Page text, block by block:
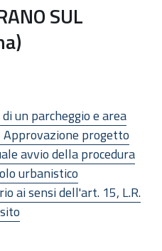
SUL
un parcheggio e area
Approvazione progetto
avvio della procedura
urbanistico
ai sensi dell'art. 15, L.R.